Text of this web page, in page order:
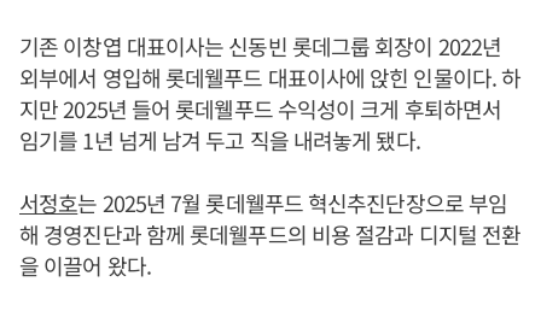
기존 이창엽 대표이사는 신동빈 롯데그룹 회장이 2022년
외부에서 영입해 롯데웰푸드 대표이사에 앉힌 인물이다. 하
지만 2025년 들어 롯데웰푸드 수익성이 크게 후퇴하면서
임기를 1년 넘게 남겨 두고 직을 내려놓게 됐다.
서정호는 2025년 7월 롯데웰푸드 혁신추진단장으로 부임
해 경영진단과 함께 롯데웰푸드의 비용 절감과 디지털 전환
을 이끌어 왔다.